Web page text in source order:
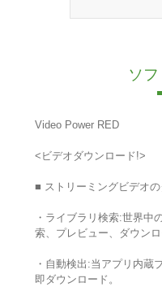
ソ
Video Power RED
<ビデオダウンロード!>
■ ストリーミングビデオ
・ライブラリ検索:世界中
索、プレビュー、ダウンロ
・自動検出:当アプリ内蔵
即ダウンロード。